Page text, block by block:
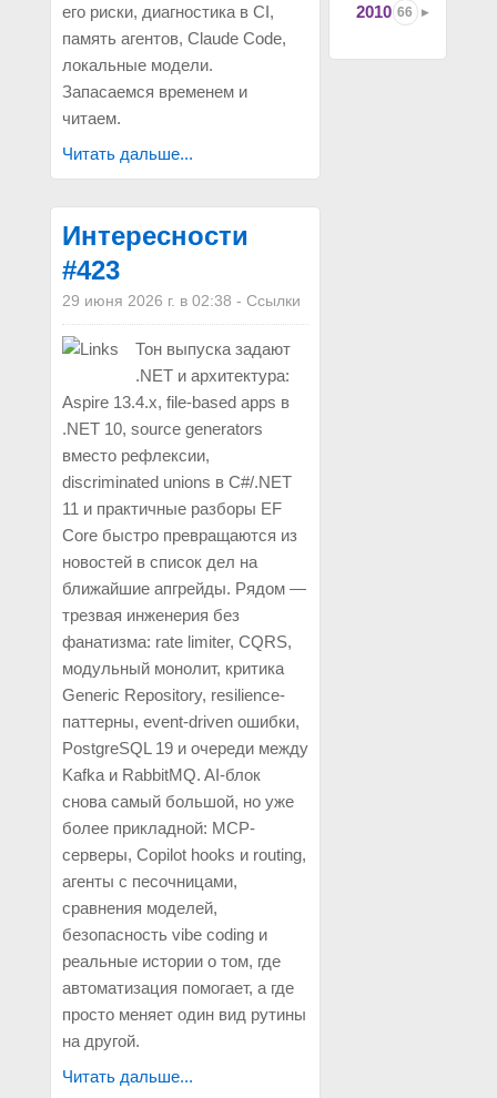
его риски, диагностика в CI,
память агентов, Claude Code,
локальные модели.
Запасаемся временем и
читаем.
Читать дальше...
Интересности
#423
29 июня 2026 г. в 02:38 - Ссылки
Тон выпуска задают
.NET и архитектура:
Aspire 13.4.x, file-based apps в
.NET 10, source generators
вместо рефлексии,
discriminated unions в C#/.NET
11 и практичные разборы EF
Core быстро превращаются из
новостей в список дел на
ближайшие апгрейды. Рядом —
трезвая инженерия без
фанатизма: rate limiter, CQRS,
модульный монолит, критика
Generic Repository, resilience-
паттерны, event-driven ошибки,
PostgreSQL 19 и очереди между
Kafka и RabbitMQ. AI-блок
снова самый большой, но уже
более прикладной: MCP-
серверы, Copilot hooks и routing,
агенты с песочницами,
сравнения моделей,
безопасность vibe coding и
реальные истории о том, где
автоматизация помогает, а где
просто меняет один вид рутины
на другой.
Читать дальше...
2010 66